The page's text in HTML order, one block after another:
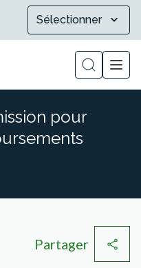
Sélectionner
Afficher la
pour
Partager